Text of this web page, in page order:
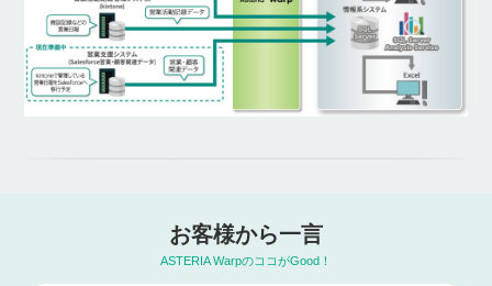
お客様から一言
ASTERIA WarpのココがGood！